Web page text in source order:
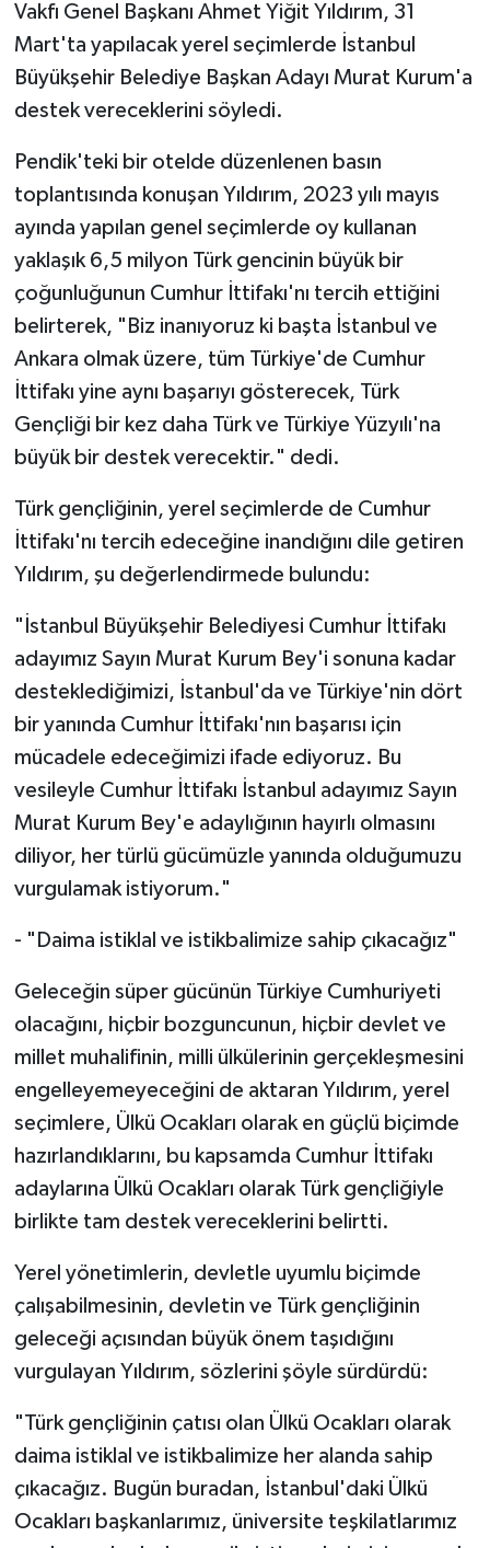
Vakfı Genel Başkanı Ahmet Yiğit Yıldırım, 31
Mart'ta yapılacak yerel seçimlerde İstanbul
Büyükşehir Belediye Başkan Adayı Murat Kurum'a
destek vereceklerini söyledi.
Pendik'teki bir otelde düzenlenen basın
toplantısında konuşan Yıldırım, 2023 yılı mayıs
ayında yapılan genel seçimlerde oy kullanan
yaklaşık 6,5 milyon Türk gencinin büyük bir
çoğunluğunun Cumhur İttifakı'nı tercih ettiğini
belirterek, "Biz inanıyoruz ki başta İstanbul ve
Ankara olmak üzere, tüm Türkiye'de Cumhur
İttifakı yine aynı başarıyı gösterecek, Türk
Gençliği bir kez daha Türk ve Türkiye Yüzyılı'na
büyük bir destek verecektir." dedi.
Türk gençliğinin, yerel seçimlerde de Cumhur
İttifakı'nı tercih edeceğine inandığını dile getiren
Yıldırım, şu değerlendirmede bulundu:
"İstanbul Büyükşehir Belediyesi Cumhur İttifakı
adayımız Sayın Murat Kurum Bey'i sonuna kadar
desteklediğimizi, İstanbul'da ve Türkiye'nin dört
bir yanında Cumhur İttifakı'nın başarısı için
mücadele edeceğimizi ifade ediyoruz. Bu
vesileyle Cumhur İttifakı İstanbul adayımız Sayın
Murat Kurum Bey'e adaylığının hayırlı olmasını
diliyor, her türlü gücümüzle yanında olduğumuzu
vurgulamak istiyorum."
- "Daima istiklal ve istikbalimize sahip çıkacağız"
Geleceğin süper gücünün Türkiye Cumhuriyeti
olacağını, hiçbir bozguncunun, hiçbir devlet ve
millet muhalifinin, milli ülkülerinin gerçekleşmesini
engelleyemeyeceğini de aktaran Yıldırım, yerel
seçimlere, Ülkü Ocakları olarak en güçlü biçimde
hazırlandıklarını, bu kapsamda Cumhur İttifakı
adaylarına Ülkü Ocakları olarak Türk gençliğiyle
birlikte tam destek vereceklerini belirtti.
Yerel yönetimlerin, devletle uyumlu biçimde
çalışabilmesinin, devletin ve Türk gençliğinin
geleceği açısından büyük önem taşıdığını
vurgulayan Yıldırım, sözlerini şöyle sürdürdü:
"Türk gençliğinin çatısı olan Ülkü Ocakları olarak
daima istiklal ve istikbalimize her alanda sahip
çıkacağız. Bugün buradan, İstanbul'daki Ülkü
Ocakları başkanlarımız, üniversite teşkilatlarımız
Yerel